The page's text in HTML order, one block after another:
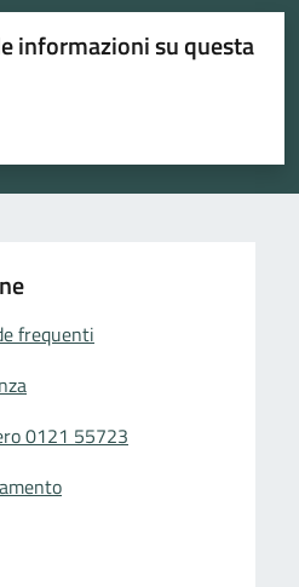
informazioni su questa
su 5
5
frequenti
0121 55723